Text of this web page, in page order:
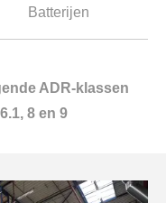
Batterijen
ADR-klassen
8 en 9